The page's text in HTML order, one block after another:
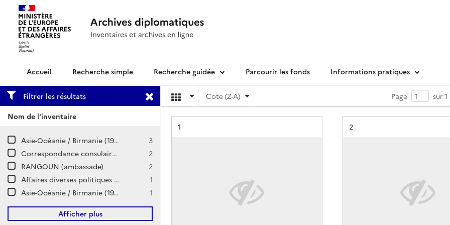
Archives diplomatiquesRecherche simple Recherche guidée Parcourir les fonds Informations pratiques
Filtrer les résultats
Nom de l'inventaire
Asie-Océanie / Birmanie (1944-1972)
3
Correspondance consulaire et commerciale / RANGOON
2
RANGOUN (ambassade)
2
Affaires diverses politiques / Angleterre-Birmanie
1
Asie-Océanie / Birmanie (1973-1980)
1
Afficher plus
Cote (Z-A) Page sur 1
Résultat n°
1 Résultat n°
2